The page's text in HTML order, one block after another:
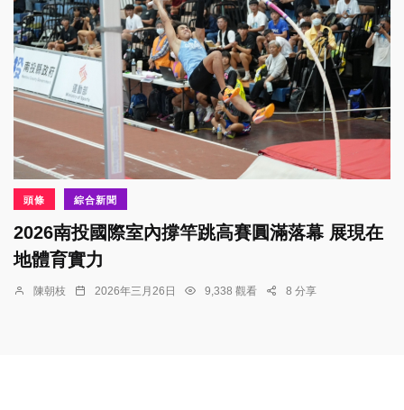
頭條 綜合新聞
2026南投國際室內撐竿跳高賽圓滿落幕 展現在
地體育實力
陳朝枝 2026年三月26日 9,338 觀看 8 分享